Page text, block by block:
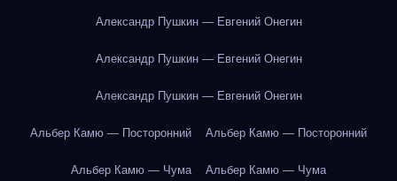
Александр Пушкин — Евгений Онегин
Александр Пушкин — Евгений Онегин
Александр Пушкин — Евгений Онегин
Альбер Камю — Посторонний Альбер Камю — Посторонний
Альбер Камю — Чума Альбер Камю — Чума